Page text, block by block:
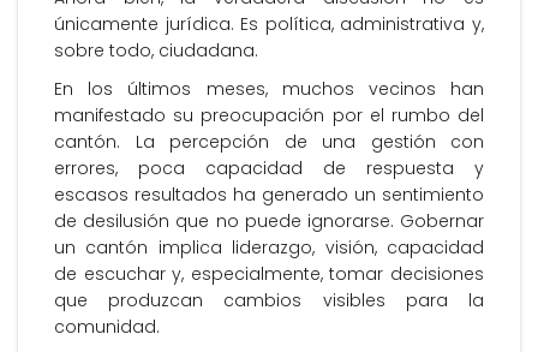
únicamente jurídica. Es política, administrativa y,
sobre todo, ciudadana.
En los últimos meses, muchos vecinos han
manifestado su preocupación por el rumbo del
cantón. La percepción de una gestión con
errores, poca capacidad de respuesta y
escasos resultados ha generado un sentimiento
de desilusión que no puede ignorarse. Gobernar
un cantón implica liderazgo, visión, capacidad
de escuchar y, especialmente, tomar decisiones
que produzcan cambios visibles para la
comunidad.